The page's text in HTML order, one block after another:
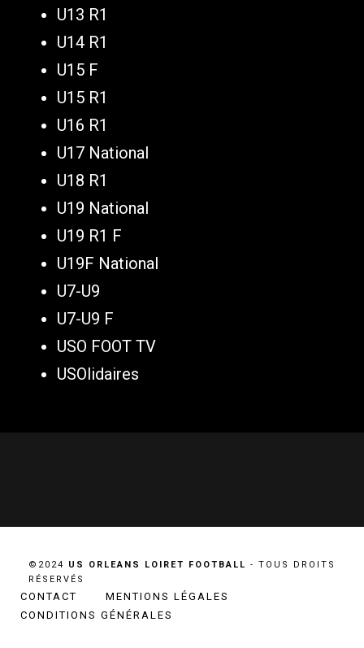
U13 R1
U14 R1
U15 F
U15 R1
U16 R1
U17 National
U18 R1
U19 National
U19 R1 F
U19F National
U7-U9
U7-U9 F
USO FOOT TV
USOlidaires
©2024 US ORLEANS LOIRET FOOTBALL - TOUS DROITS
RÉSERVÉS
CONTACT
MENTIONS LÉGALES
CONDITIONS GÉNÉRALES